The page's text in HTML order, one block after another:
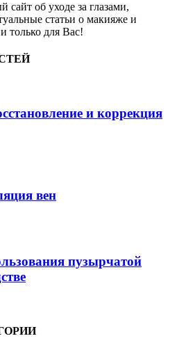
сайт об уходе за глазами,
статьи о макияже и
только для Вас!
и коррекция
вен
пузырчатой